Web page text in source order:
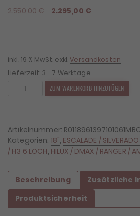
2.550,00€
Ursprünglicher
2.295,00 €Aktueller
inkl. 19 % MwSt. exkl.Versandkosten
Lieferzeit: 3 - 7 Werktage
9x18
ET10
6x139,7
+
4x
Reifen
BF
Goodrich
ZUM WARENKORB HINZUFÜGEN
Artikelnummer:
Kategorien: 18", ESCALADE /
/ H3 6 LOCH, HILUX / DMAX / RANGER /
Beschreibung
Zusätzliche
Produktsicherheit